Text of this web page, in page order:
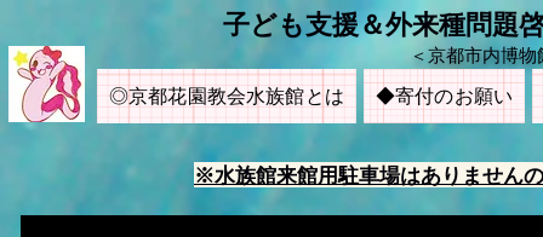
子ども支援＆外来種問題
＜京都市内博
◎京都花園教会水族館とは ◆寄付のお願い
※水族館来館用駐車場はありません